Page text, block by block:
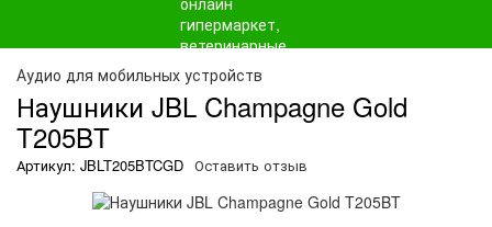
Аудио для мобильных устройств
Наушники JBL Champagne Gold
T205BT
Артикул: JBLT205BTCGD Оставить отзыв